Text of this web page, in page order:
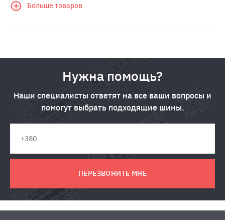
Больше товаров
Нужна помощь?
Наши специалисты ответят на все ваши вопросы и
помогут выбрать подходящие шины.
ПЕРЕЗВОНИТЕ МНЕ